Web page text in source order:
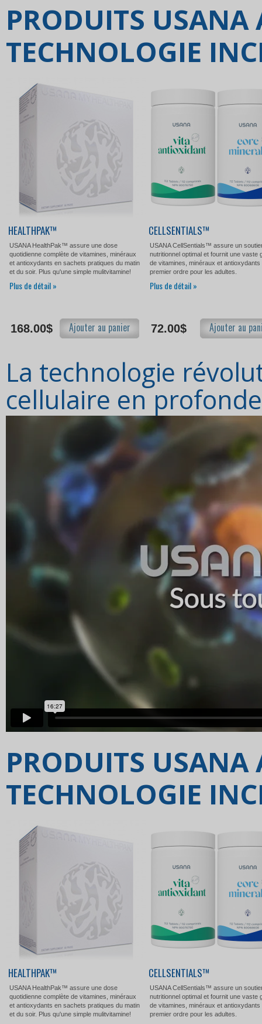
PRODUITS USANA
TECHNOLOGIE
HEALTHPAK™
USANA HealthPak™ assure une dose
quotidienne complète de vitamines, minéraux
et antioxydants en sachets pratiques du matin
et du soir. Plus qu'une simple mulitvitamine!
Plus de détail »
168.00$ Ajouter au panier
CELLSENTIALS™
USANA CellSentials™ assure un
nutritionnel optimal et fournit une vaste
de vitamines, minéraux et antioxydants
premier ordre pour les adultes.
Plus de détail »
72.00$ Ajouter au
La technologie
cellulaire en
PRODUITS USANA
TECHNOLOGIE
HEALTHPAK™
USANA HealthPak™ assure une dose
quotidienne complète de vitamines, minéraux
et antioxydants en sachets pratiques du matin
et du soir. Plus qu'une simple mulitvitamine!
CELLSENTIALS™
USANA CellSentials™ assure un
nutritionnel optimal et fournit une vaste
de vitamines, minéraux et antioxydants
premier ordre pour les adultes.